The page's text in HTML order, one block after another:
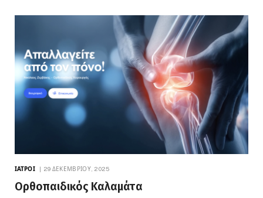
ΙΑΤΡΟΊ 29 ΔΕΚΕΜΒΡΊΟΥ, 2025
Ορθοπαιδικός Καλαμάτα